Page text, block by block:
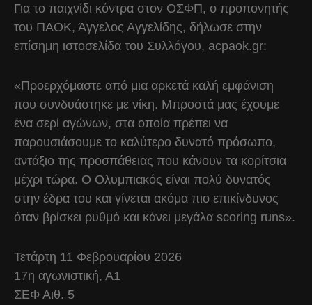
Για το παιχνίδι κόντρα στον ΟΣΦΠ, ο προπονητής
του ΠΑΟΚ, Άγγελος Αγγελίδης, δήλωσε στην
επίσημη ιστοσελίδα του Συλλόγου, acpaok.gr:
«Προερχόμαστε από μια αρκετά καλή εμφάνιση
που συνδυάστηκε με νίκη. Μπροστά μας έχουμε
ένα σερί αγώνων, στα οποία πρέπει να
παρουσιάσουμε το καλύτερο δυνατό πρόσωπο,
αντάξιο της προσπάθειας που κάνουν τα κορίτσια
μέχρι τώρα. Ο Ολυμπιακός είναι πολύ δυνατός
στην έδρα του και γίνεται ακόμα πιο επικίνδυνος
όταν βρίσκει ρυθμό και κάνει μεγάλα scoring runs».
Τετάρτη 11 Φεβρουαρίου 2026
17η αγωνιστική, Α1
ΣΕΦ Αιθ. 5